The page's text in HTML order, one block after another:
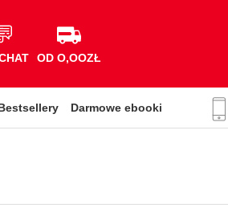
OD O,OOZŁ
Darmowe ebooki